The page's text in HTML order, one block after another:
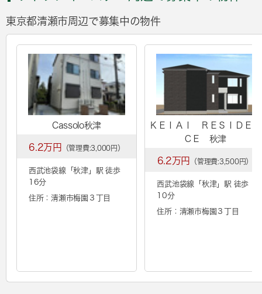
東京都清瀬市周辺で募集中の物件
Cassolo秋津
6.2万円 （管理費:3,000円）
西武池袋線「秋津」駅 徒歩
16分
住所：清瀬市梅園３丁目
ＫＥＩＡＩ ＲＥＳＩＤＥＮ
ＣＥ 秋津
6.2万円 （管理費:3,500円）
西武池袋線「 秋津」駅 徒歩
10分
住所：清瀬市梅園３丁目